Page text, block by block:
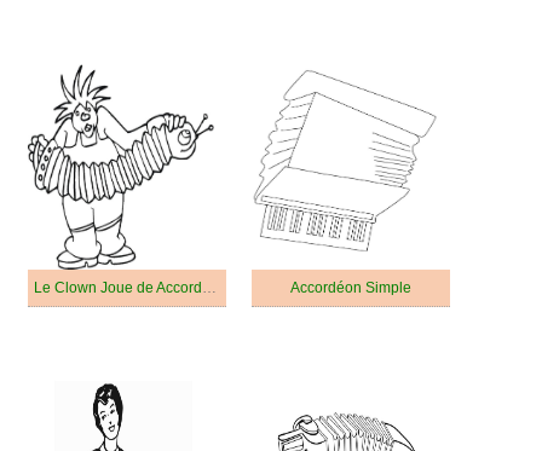
Le Clown Joue de Accordéon Accordéon Simple